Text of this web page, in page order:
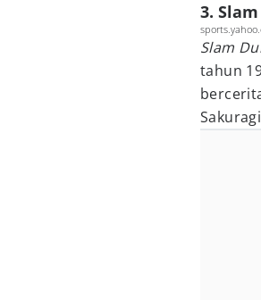
3.
Slam
tahun